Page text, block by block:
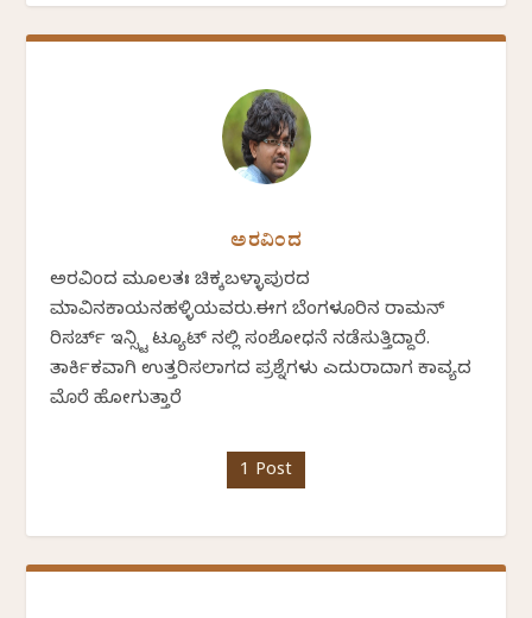
ಅರವಿಂದ
ಅರವಿಂದ ಮೂಲತಃ ಚಿಕ್ಕಬಳ್ಳಾಪುರದ
ಮಾವಿನಕಾಯನಹಳ್ಳಿಯವರು.ಈಗ ಬೆಂಗಳೂರಿನ ರಾಮನ್
ರಿಸರ್ಚ್ ಇನ್ಸ್ಟಿ ಟ್ಯೂಟ್ ನಲ್ಲಿ ಸಂಶೋಧನೆ ನಡೆಸುತ್ತಿದ್ದಾರೆ.
ತಾರ್ಕಿಕವಾಗಿ ಉತ್ತರಿಸಲಾಗದ ಪ್ರಶ್ನೆಗಳು ಎದುರಾದಾಗ ಕಾವ್ಯದ
ಮೊರೆ ಹೋಗುತ್ತಾರೆ
1 Post